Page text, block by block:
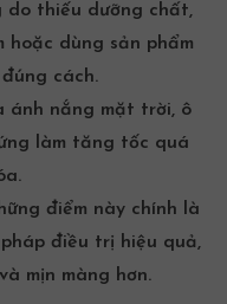
do thiếu dưỡng chất,
hoặc dùng sản phẩm
cách.
ánh nắng mặt trời, ô
làm tăng tốc quá
điểm này chính là
điều trị hiệu quả,
mịn màng hơn.